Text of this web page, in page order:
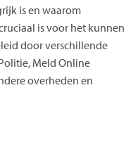
is en waarom
is voor het kunnen
door verschillende
Meld Online
overheden en